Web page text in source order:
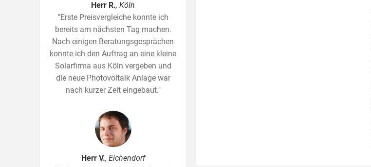
Herr R., Köln
"Erste Preisvergleiche konnte ich
bereits am nächsten Tag machen.
Nach einigen Beratungsgesprächen
konnte ich den Auftrag an eine kleine
Solarfirma aus Köln vergeben und
die neue Photovoltaik Anlage war
nach kurzer Zeit eingebaut."
Herr V., Eichendorf